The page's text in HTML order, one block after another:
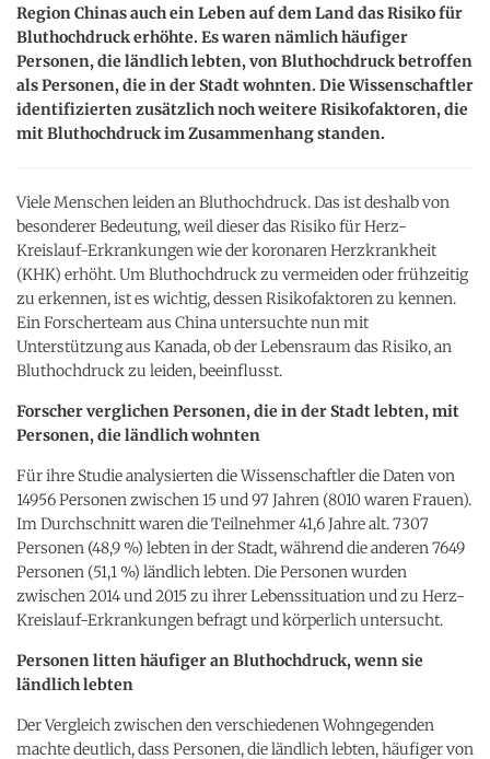
Region Chinas auch ein Leben auf dem Land das Risiko für
Bluthochdruck erhöhte. Es waren nämlich häufiger
Personen, die ländlich lebten, von Bluthochdruck betroffen
als Personen, die in der Stadt wohnten. Die Wissenschaftler
identifizierten zusätzlich noch weitere Risikofaktoren, die
mit Bluthochdruck im Zusammenhang standen.
Viele Menschen leiden an Bluthochdruck. Das ist deshalb von
besonderer Bedeutung, weil dieser das Risiko für Herz-
Kreislauf-Erkrankungen wie der koronaren Herzkrankheit
(KHK) erhöht. Um Bluthochdruck zu vermeiden oder frühzeitig
zu erkennen, ist es wichtig, dessen Risikofaktoren zu kennen.
Ein Forscherteam aus China untersuchte nun mit
Unterstützung aus Kanada, ob der Lebensraum das Risiko, an
Bluthochdruck zu leiden, beeinflusst.
Forscher verglichen Personen, die in der Stadt lebten, mit
Personen, die ländlich wohnten
Für ihre Studie analysierten die Wissenschaftler die Daten von
14956 Personen zwischen 15 und 97 Jahren (8010 waren Frauen).
Im Durchschnitt waren die Teilnehmer 41,6 Jahre alt. 7307
Personen (48,9 %) lebten in der Stadt, während die anderen 7649
Personen (51,1 %) ländlich lebten. Die Personen wurden
zwischen 2014 und 2015 zu ihrer Lebenssituation und zu Herz-
Kreislauf-Erkrankungen befragt und körperlich untersucht.
Personen litten häufiger an Bluthochdruck, wenn sie
ländlich lebten
Der Vergleich zwischen den verschiedenen Wohngegenden
machte deutlich, dass Personen, die ländlich lebten, häufiger von